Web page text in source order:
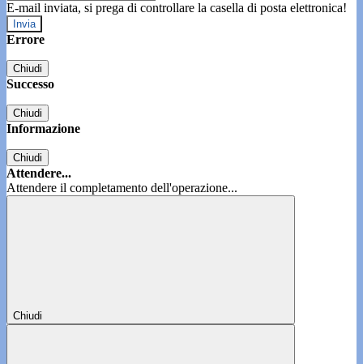
E-mail inviata, si prega di controllare la casella di posta elettronica!
Errore
Chiudi
Successo
Chiudi
Informazione
Chiudi
Attendere...
Attendere il completamento dell'operazione...
Chiudi